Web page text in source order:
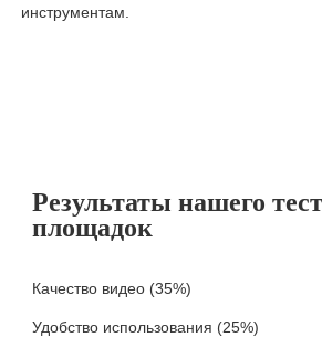
инструментам.
Результаты нашего
площадок
Качество видео (35%)
Удобство использования (25%)